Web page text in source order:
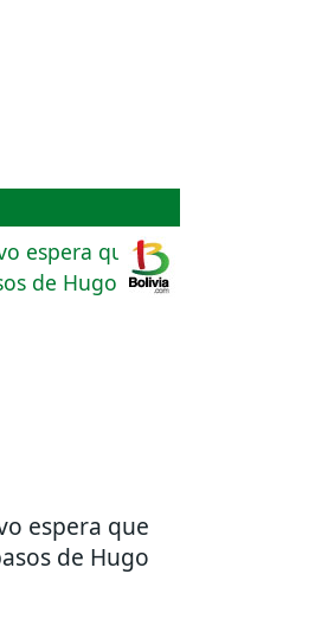
espera que
de Hugo